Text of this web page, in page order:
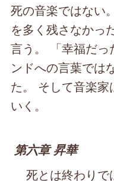
死の音楽ではない
を多く残さなかっ
言う。 「幸福だ
ンドへの言葉では
た。 そして音楽
いく。
第六章 昇華
死とは終わりで